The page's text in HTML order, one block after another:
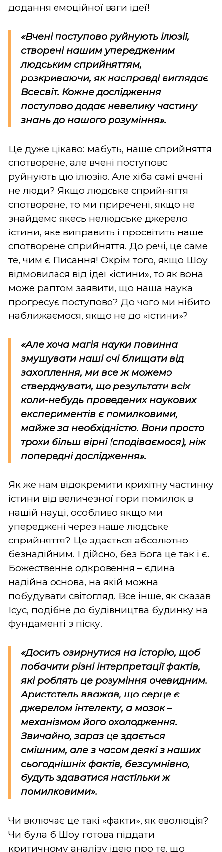
додання емоційної ваги ідеї!
«Вчені поступово руйнують ілюзії,
створені нашим упередженим
людським сприйняттям,
розкриваючи, як насправді виглядає
Всесвіт. Кожне дослідження
поступово додає невелику частину
знань до нашого розуміння».
Це дуже цікаво: мабуть, наше сприйняття
спотворене, але вчені поступово
руйнують цю ілюзію. Але хіба самі вчені
не люди? Якщо людське сприйняття
спотворене, то ми приречені, якщо не
знайдемо якесь нелюдське джерело
істини, яке виправить і просвітить наше
спотворене сприйняття. До речі, це саме
те, чим є Писання! Окрім того, якщо Шоу
відмовилася від ідеї «істини», то як вона
може раптом заявити, що наша наука
прогресує поступово? До чого ми нібито
наближаємося, якщо не до «істини»?
«Але хоча магія науки повинна
змушувати наші очі блищати від
захоплення, ми все ж можемо
стверджувати, що результати всіх
коли-небудь проведених наукових
експериментів є помилковими,
майже за необхідністю. Вони просто
трохи більш вірні (сподіваємося), ніж
попередні дослідження».
Як же нам відокремити крихітну частинку
істини від величезної гори помилок в
нашій науці, особливо якщо ми
упереджені через наше людське
сприйняття? Це здається абсолютно
безнадійним. І дійсно, без Бога це так і є.
Божественне одкровення – єдина
надійна основа, на якій можна
побудувати світогляд. Все інше, як сказав
Ісус, подібне до будівництва будинку на
фундаменті з піску.
«Досить озирнутися на історію, щоб
побачити різні інтерпретації фактів,
які роблять це розуміння очевидним.
Аристотель вважав, що серце є
джерелом інтелекту, а мозок –
механізмом його охолодження.
Звичайно, зараз це здається
смішним, але з часом деякі з наших
сьогоднішніх фактів, безсумнівно,
будуть здаватися настільки ж
помилковими».
Чи включає це такі «факти», як еволюція?
Чи була б Шоу готова піддати
критичному аналізу ідею про те, що